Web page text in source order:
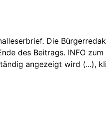
Die
des Beitrags. INFO
angezeigt wird (...),